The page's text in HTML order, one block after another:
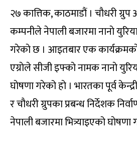
२७ कात्तिक, काठमाडौं । चाैधरी ग्रुप
कम्पनीले नेपाली बजारमा नानाे
गरेकाे छ । आइतबार एक
एग्राेले सीजी इफ्काे नामक नानाे
घाेषणा गरेको हाे । भारतका पूर्व
र चाैधरी ग्रुपका प्रबन्ध निर्देशक
नेपाली बजारमा भित्र्याइएको घाेषणा